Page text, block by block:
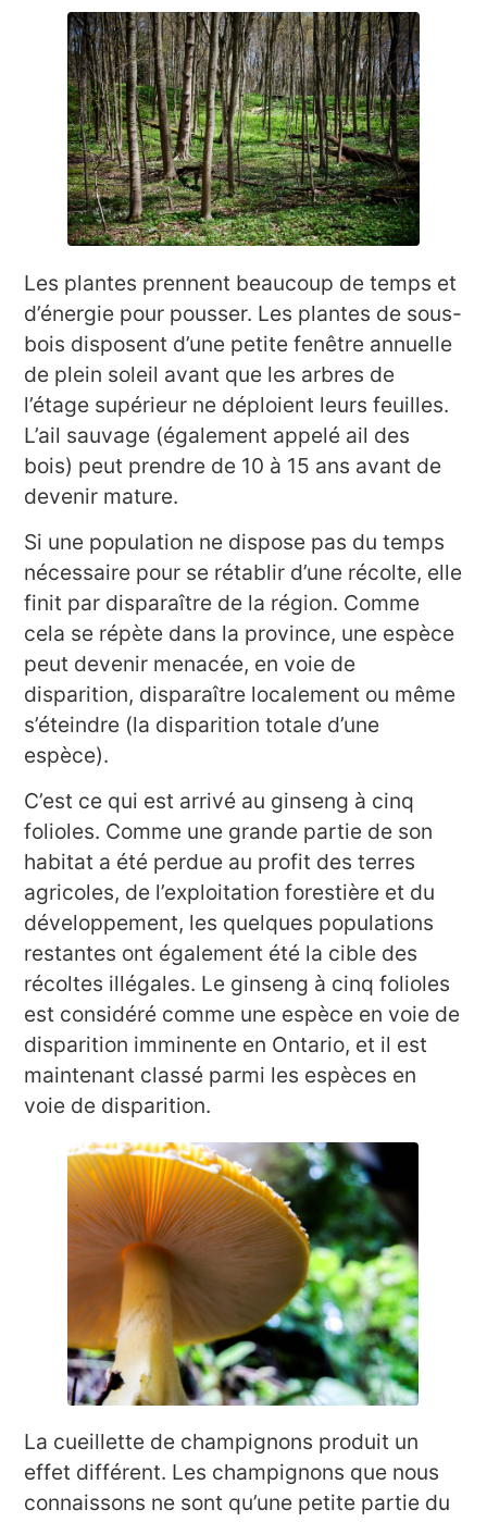
Les plantes prennent beaucoup de temps et
d’énergie pour pousser. Les plantes de sous-
bois disposent d’une petite fenêtre annuelle
de plein soleil avant que les arbres de
l’étage supérieur ne déploient leurs feuilles.
L’ail sauvage (également appelé ail des
bois) peut prendre de 10 à 15 ans avant de
devenir mature.
Si une population ne dispose pas du temps
nécessaire pour se rétablir d’une récolte, elle
finit par disparaître de la région. Comme
cela se répète dans la province, une espèce
peut devenir menacée, en voie de
disparition, disparaître localement ou même
s’éteindre (la disparition totale d’une
espèce).
C’est ce qui est arrivé au ginseng à cinq
folioles. Comme une grande partie de son
habitat a été perdue au profit des terres
agricoles, de l’exploitation forestière et du
développement, les quelques populations
restantes ont également été la cible des
récoltes illégales. Le ginseng à cinq folioles
est considéré comme une espèce en voie de
disparition imminente en Ontario, et il est
maintenant classé parmi les espèces en
voie de disparition.
La cueillette de champignons produit un
effet différent. Les champignons que nous
connaissons ne sont qu’une petite partie du